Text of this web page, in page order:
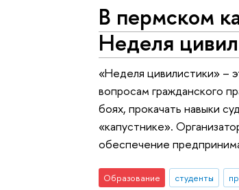
В пермском
Неделя
«Неделя цивилистики» –
вопросам гражданского
боях, прокачать навыки
«капустнике».
обеспечение
Образование студенты